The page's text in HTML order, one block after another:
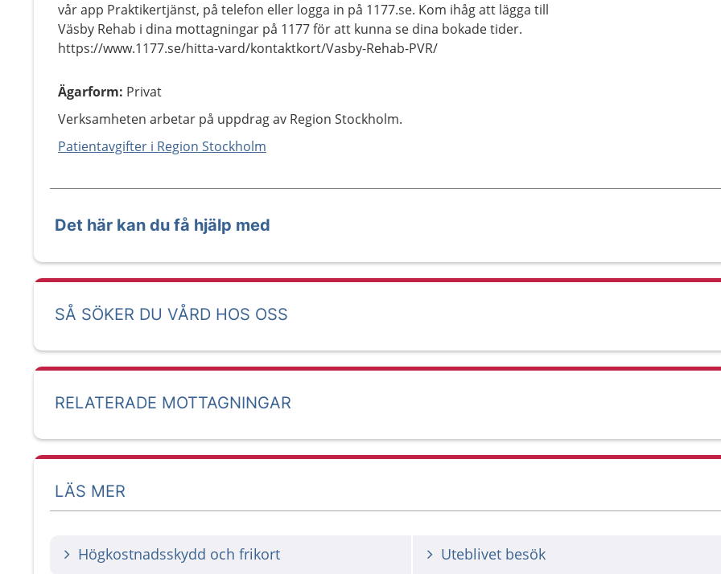
vår app Praktikertjänst, på telefon eller logga in på 1177.se. Kom ihåg att lägga till
Väsby Rehab i dina mottagningar på 1177 för att kunna se dina bokade tider.
https://www.1177.se/hitta-vard/kontaktkort/Vasby-Rehab-PVR/
Ägarform: Privat
Verksamheten arbetar på uppdrag av Region Stockholm.
Patientavgifter i Region Stockholm
Det här kan du få hjälp med
SÅ SÖKER DU VÅRD HOS OSS
RELATERADE MOTTAGNINGAR
LÄS MER
Högkostnadsskydd och frikort Uteblivet besök